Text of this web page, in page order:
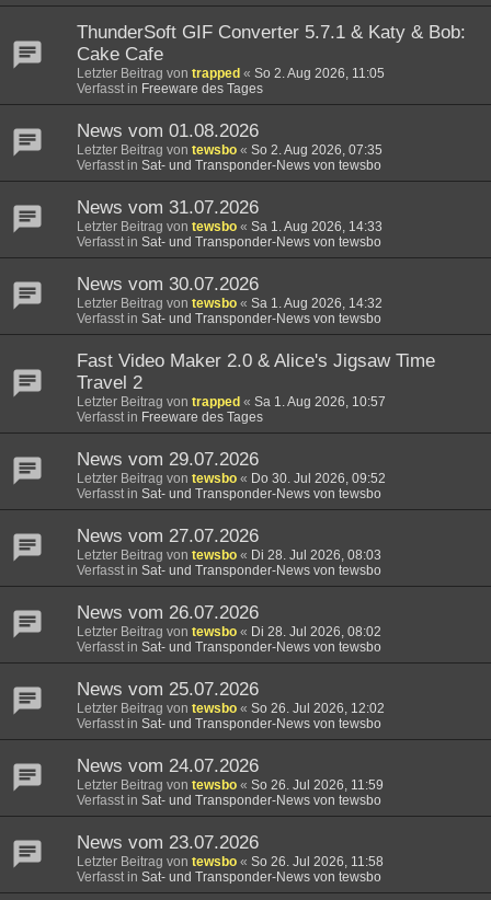
ThunderSoft GIF Converter 5.7.1 & Katy & Bob:
Cake Cafe
Letzter Beitrag von trapped « So 2. Aug 2026, 11:05
Verfasst in Freeware des Tages
News vom 01.08.2026
Letzter Beitrag von tewsbo « So 2. Aug 2026, 07:35
Verfasst in Sat- und Transponder-News von tewsbo
News vom 31.07.2026
Letzter Beitrag von tewsbo « Sa 1. Aug 2026, 14:33
Verfasst in Sat- und Transponder-News von tewsbo
News vom 30.07.2026
Letzter Beitrag von tewsbo « Sa 1. Aug 2026, 14:32
Verfasst in Sat- und Transponder-News von tewsbo
Fast Video Maker 2.0 & Alice's Jigsaw Time
Travel 2
Letzter Beitrag von trapped « Sa 1. Aug 2026, 10:57
Verfasst in Freeware des Tages
News vom 29.07.2026
Letzter Beitrag von tewsbo « Do 30. Jul 2026, 09:52
Verfasst in Sat- und Transponder-News von tewsbo
News vom 27.07.2026
Letzter Beitrag von tewsbo « Di 28. Jul 2026, 08:03
Verfasst in Sat- und Transponder-News von tewsbo
News vom 26.07.2026
Letzter Beitrag von tewsbo « Di 28. Jul 2026, 08:02
Verfasst in Sat- und Transponder-News von tewsbo
News vom 25.07.2026
Letzter Beitrag von tewsbo « So 26. Jul 2026, 12:02
Verfasst in Sat- und Transponder-News von tewsbo
News vom 24.07.2026
Letzter Beitrag von tewsbo « So 26. Jul 2026, 11:59
Verfasst in Sat- und Transponder-News von tewsbo
News vom 23.07.2026
Letzter Beitrag von tewsbo « So 26. Jul 2026, 11:58
Verfasst in Sat- und Transponder-News von tewsbo